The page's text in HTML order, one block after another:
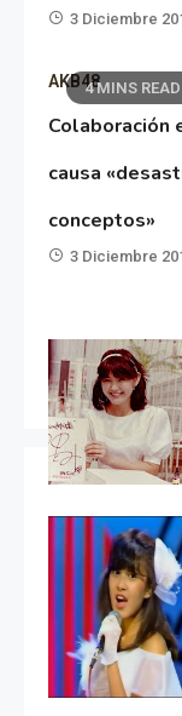
3 Diciembre
4 MINS READ
AKB48
Colaboración
causa
conceptos»
3 Diciembre